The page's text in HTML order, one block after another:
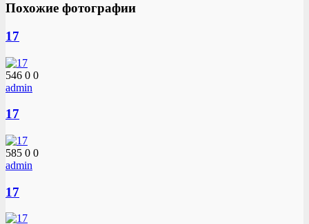
Похожие фотографии
17
546 0 0
admin
17
585 0 0
admin
17